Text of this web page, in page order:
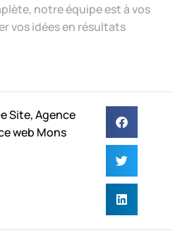
notre équipe est à vos
vos idées en résultats
Site,Agence
web Mons